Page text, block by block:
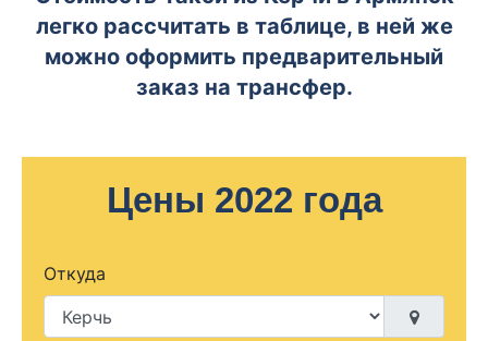
легко рассчитать в таблице, в ней же
можно оформить предварительный
заказ на трансфер.
Цены 2022 года
Откуда